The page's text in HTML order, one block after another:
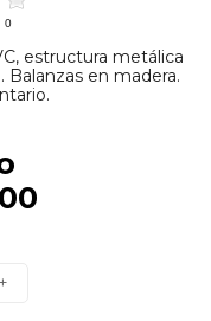
0
estructura metálica
en madera.
+